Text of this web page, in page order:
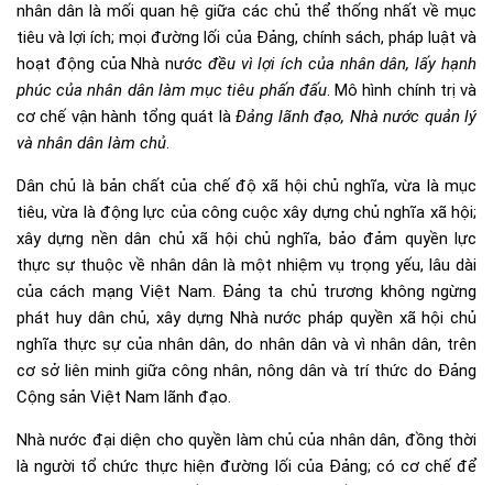
nhân dân là mối quan hệ giữa các chủ thể thống nhất về mục
tiêu và lợi ích; mọi đường lối của Đảng, chính sách, pháp luật và
hoạt động của Nhà nước đều vì lợi ích của nhân dân, lấy hạnh
phúc của nhân dân làm mục tiêu phấn đấu. Mô hình chính trị và
cơ chế vận hành tổng quát làĐảng lãnh đạo, Nhà nước quản lý
và nhân dân làm chủ.
Dân chủ là bản chất của chế độ xã hội chủ nghĩa, vừa là mục
tiêu, vừa là động lực của công cuộc xây dựng chủ nghĩa xã hội;
xây dựng nền dân chủ xã hội chủ nghĩa, bảo đảm quyền lực
thực sự thuộc về nhân dân là một nhiệm vụ trọng yếu, lâu dài
của cách mạng Việt Nam. Đảng ta chủ trương không ngừng
phát huy dân chủ, xây dựng Nhà nước pháp quyền xã hội chủ
nghĩa thực sự của nhân dân, do nhân dân và vì nhân dân, trên
cơ sở liên minh giữa công nhân, nông dân và trí thức do Đảng
Cộng sản Việt Nam lãnh đạo.
Nhà nước đại diện cho quyền làm chủ của nhân dân, đồng thời
là người tổ chức thực hiện đường lối của Đảng; có cơ chế để